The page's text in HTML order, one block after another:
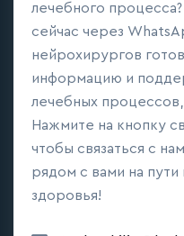
лечебного
сейчас через
нейрохирургов
информацию и
лечебных
Нажмите на кнопку
чтобы связаться с
рядом с вами на
здоровья!